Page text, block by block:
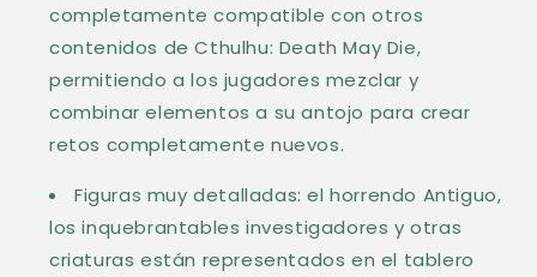
completamente compatible con otros
contenidos de Cthulhu: Death May Die,
permitiendo a los jugadores mezclar y
combinar elementos a su antojo para crear
retos completamente nuevos.
Figuras muy detalladas: el horrendo Antiguo,
los inquebrantables investigadores y otras
criaturas están representados en el tablero